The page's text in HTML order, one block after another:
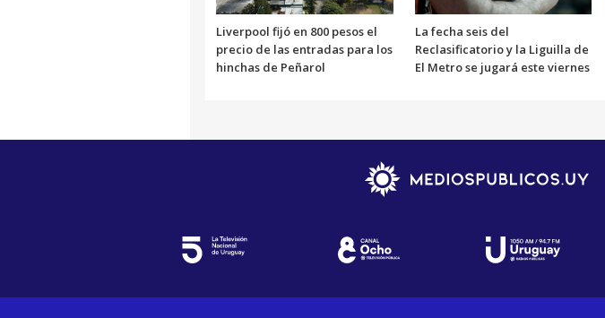
Liverpool fijó en 800 pesos el
precio de las entradas para los
hinchas de Peñarol
La fecha seis del
Reclasificatorio y la Liguilla de
El Metro se jugará este viernes